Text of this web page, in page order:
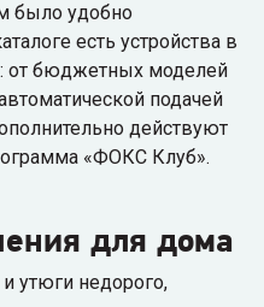
было удобно
есть устройства в
от бюджетных моделей
подачей
действуют
«ФОКС Клуб».
для дома
утюги недорого,